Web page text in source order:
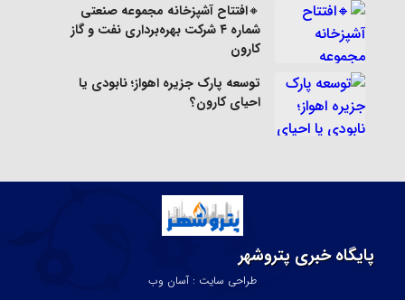
🔸افتتاح آشپزخانه مجموعه صنعتی
شماره ۴ شرکت بهره‌برداری نفت و گاز
کارون
توسعه پارک جزیره اهواز؛ نابودی یا
احیای کارون؟
پایگاه خبری پتروشهر
طراحی سایت : آسان وب